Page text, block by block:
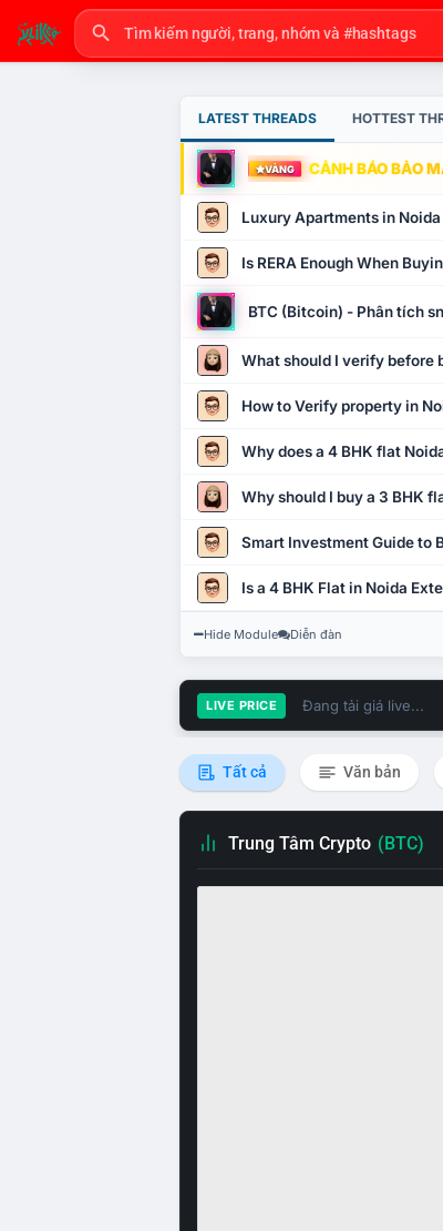
LATEST THREADS HOTTEST
VÀNG CẢNH BÁO BẢO
Luxury Apartments in
Is RERA Enough When
BTC (Bitcoin) - Phân tích
What should I verify before
How to Verify property in
Why does a 4 BHK flat
Why should I buy a 3 BHK
Smart Investment Guide to
Is a 4 BHK Flat in Noida
Hide Module Diễn đàn
LIVE PRICE Đang tải giá live...
Tất cả Văn bản
Trung Tâm Crypto (BTC)